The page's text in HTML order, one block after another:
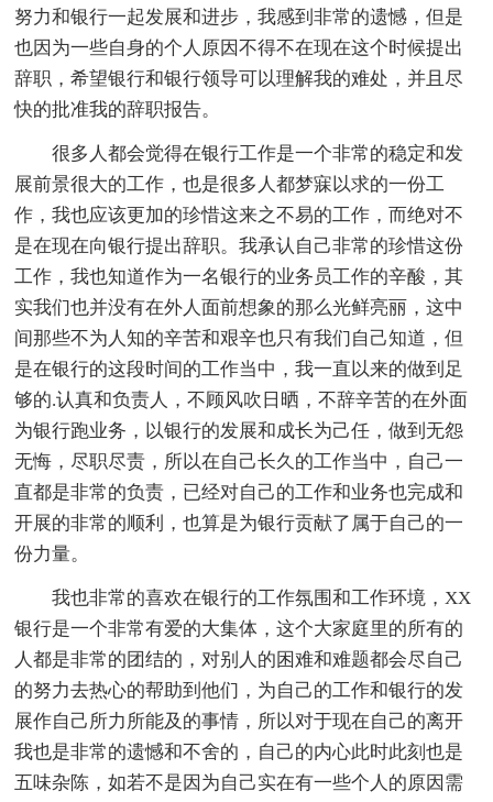
努力和银行一起发展和进步，我感到非常的遗憾，但是
也因为一些自身的个人原因不得不在现在这个时候提出
辞职，希望银行和银行领导可以理解我的难处，并且尽
快的批准我的辞职报告。
很多人都会觉得在银行工作是一个非常的稳定和发
展前景很大的工作，也是很多人都梦寐以求的一份工
作，我也应该更加的珍惜这来之不易的工作，而绝对不
是在现在向银行提出辞职。我承认自己非常的珍惜这份
工作，我也知道作为一名银行的业务员工作的辛酸，其
实我们也并没有在外人面前想象的那么光鲜亮丽，这中
间那些不为人知的辛苦和艰辛也只有我们自己知道，但
是在银行的这段时间的工作当中，我一直以来的做到足
够的.认真和负责人，不顾风吹日晒，不辞辛苦的在外面
为银行跑业务，以银行的发展和成长为己任，做到无怨
无悔，尽职尽责，所以在自己长久的工作当中，自己一
直都是非常的负责，已经对自己的工作和业务也完成和
开展的非常的顺利，也算是为银行贡献了属于自己的一
份力量。
我也非常的喜欢在银行的工作氛围和工作环境，XX
银行是一个非常有爱的大集体，这个大家庭里的所有的
人都是非常的团结的，对别人的困难和难题都会尽自己
的努力去热心的帮助到他们，为自己的工作和银行的发
展作自己所力所能及的事情，所以对于现在自己的离开
我也是非常的遗憾和不舍的，自己的内心此时此刻也是
五味杂陈，如若不是因为自己实在有一些个人的原因需